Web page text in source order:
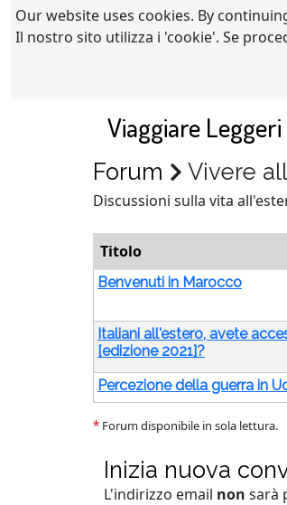
Our website uses cookies. By
Il nostro sito utilizza i 'cookie'. Se
Viaggiare Leggeri
Forum Vivere
Discussioni sulla vita
Titolo
Benvenuti in Marocco
Italiani all'estero, avete
[edizione 2021]?
Percezione della guerra in
* Forum disponibile in sola lettura.
Inizia nuova
L'indirizzo email non sarà